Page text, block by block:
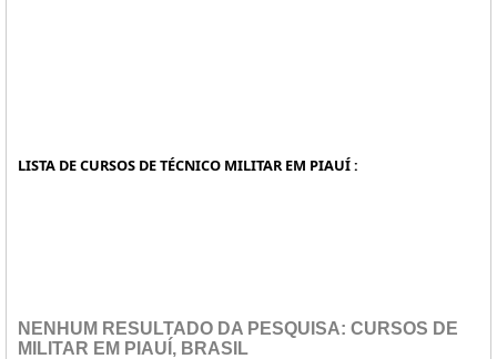
LISTA DE CURSOS DE TÉCNICO MILITAR EM PIAUÍ :
NENHUM RESULTADO DA PESQUISA: CURSOS DE
MILITAR EM PIAUÍ, BRASIL